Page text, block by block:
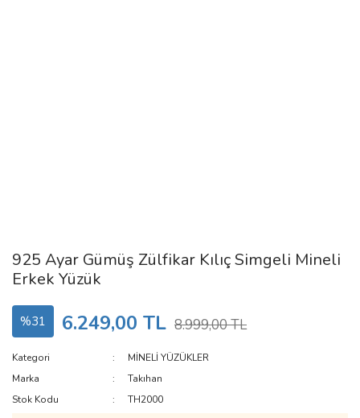
925 Ayar Gümüş Zülfikar Kılıç Simgeli Mineli
Erkek Yüzük
%31 6.249,00 TL 8.999,00 TL
Kategori
MİNELİ YÜZÜKLER
Marka
Takıhan
Stok Kodu
TH2000